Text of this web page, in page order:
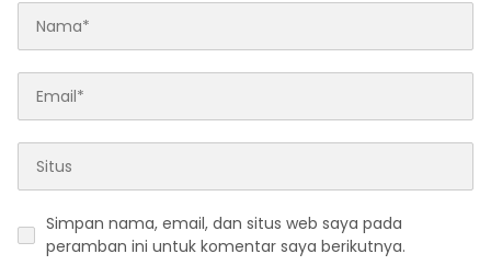
Simpan nama, email, dan situs web saya pada
peramban ini untuk komentar saya berikutnya.